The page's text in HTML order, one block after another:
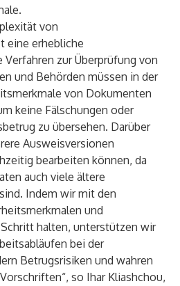
von
eine erhebliche
zur Überprüfung von
und Behörden müssen in der
von Dokumenten
keine Fälschungen oder
zu übersehen. Darüber
Ausweisversionen
bearbeiten können, da
auch viele ältere
Indem wir mit den
und
halten, unterstützen wir
bei der
Betrugsrisiken und wahren
so Ihar Kliashchou,